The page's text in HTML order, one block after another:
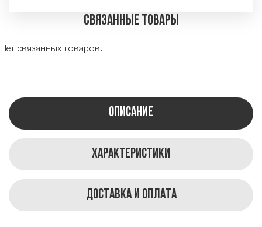
Связанные товары
Нет связанных товаров.
Описание
Характеристики
Доставка и оплата